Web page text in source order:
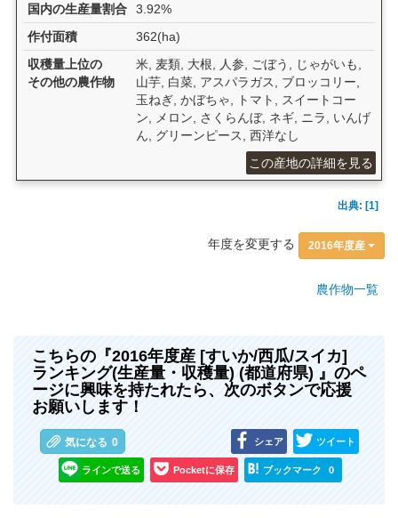
国内の生産量割合
3.92%
作付面積
362(ha)
収穫量上位の
その他の農作物
米, 麦類, 大根, 人参, ごぼう, じゃがいも,
山芋, 白菜, アスパラガス, ブロッコリー,
玉ねぎ, かぼちゃ, トマト, スイートコー
ン, メロン, さくらんぼ, ネギ, ニラ, いんげ
ん, グリーンピース, 西洋なし
この産地の詳細を見る
出典: [1]
年度を変更する 2016年度産
農作物一覧
こちらの『2016年度産 [すいか/西瓜/スイカ]
ランキング(生産量・収穫量) (都道府県) 』のペ
ージに興味を持たれたら、次のボタンで応援
お願いします！
気になる 0 シェア ツイート
ラインで送る Pocketに保存 ブックマーク 0